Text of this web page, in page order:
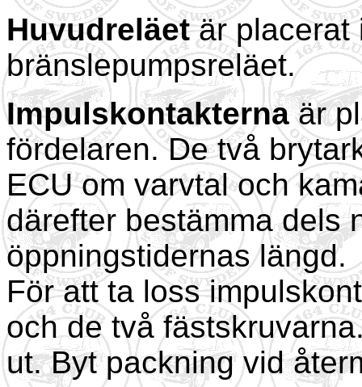
Huvudreläetär placerat
bränslepumpsreläet.
Impulskontakternaär
fördelaren. De två
ECU om varvtal och
därefter bestämma dels
öppningstidernas längd.
För att ta loss
och de två
ut. Byt packning vid